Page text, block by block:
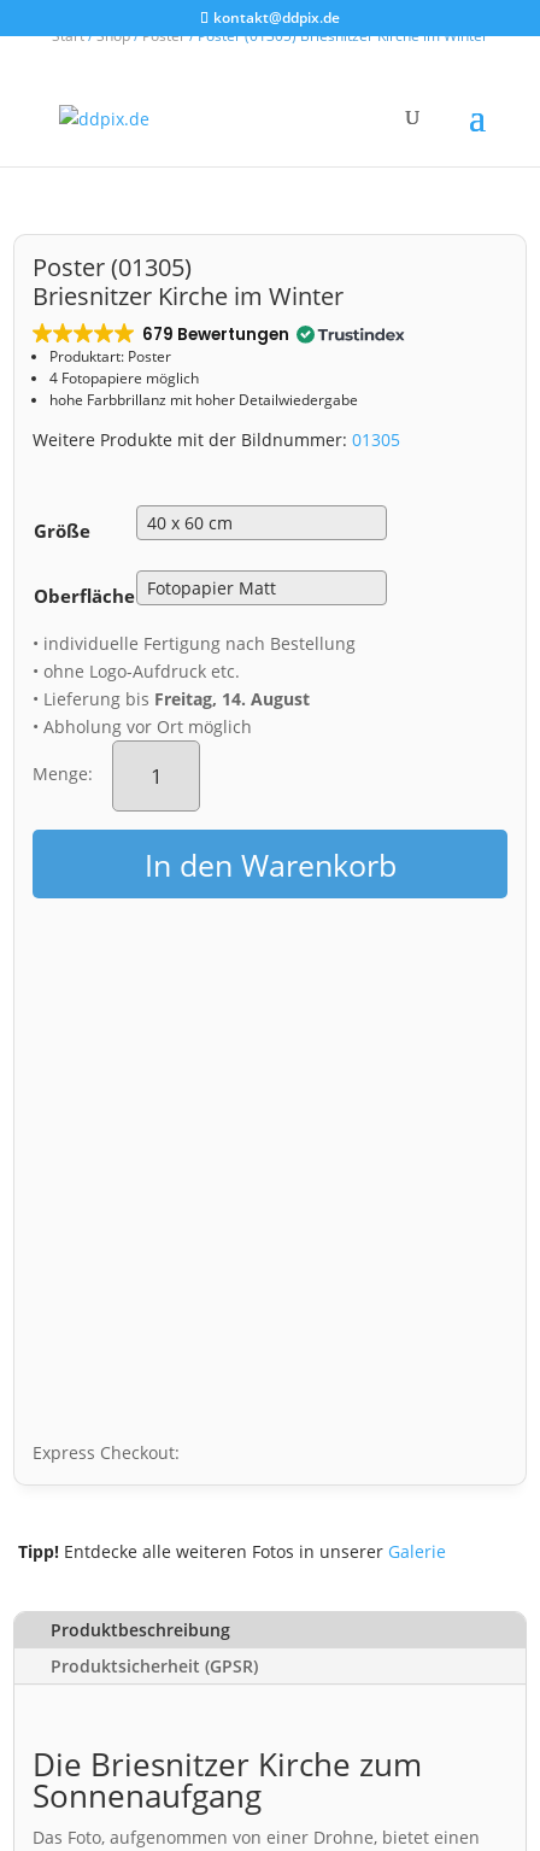
kontakt@ddpix.de
Start/Shop/Poster/ Poster (01305) Briesnitzer Kirche im Winter
Poster (01305)
Briesnitzer Kirche im Winter
679 Bewertungen
Produktart: Poster
4 Fotopapiere möglich
hohe Farbbrillanz mit hoher Detailwiedergabe
Weitere Produkte mit der Bildnummer:01305
Größe
Oberfläche
• individuelle Fertigung nach Bestellung
• ohne Logo-Aufdruck etc.
• Lieferung bis Freitag, 14. August
• Abholung vor Ort möglich
Menge:
Poster
(01305)
Kirche
im
Winter
MengeIn den Warenkorb
Express Checkout:
Tipp! Entdecke alle weiteren Fotos in unserer Galerie
Produktbeschreibung
Produktsicherheit (GPSR)
Die Briesnitzer Kirche zum
Sonnenaufgang
Das Foto, aufgenommen von einer Drohne, bietet einen